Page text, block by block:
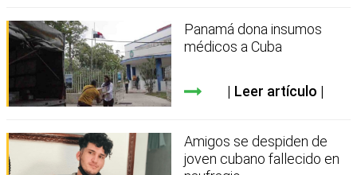
Panamá dona insumos
médicos a Cuba
Leer artículo
Amigos se despiden de
joven cubano fallecido en